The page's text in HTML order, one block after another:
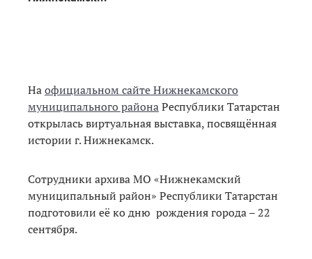
Наофициальном сайте Нижнекамского
муниципального районаРеспублики Татарстан
открылась виртуальная выставка, посвящённая
истории г. Нижнекамск.
Сотрудники архива МО «Нижнекамский
муниципальный район» Республики Татарстан
подготовили её ко дню рождения города – 22
сентября.